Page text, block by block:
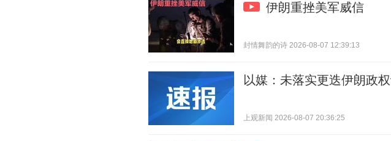
伊朗重挫美军威信
封情舞韵的诗 2026-08-07 12:39:13
以媒：未落实更迭伊朗政
上观新闻 2026-08-07 20:36:25